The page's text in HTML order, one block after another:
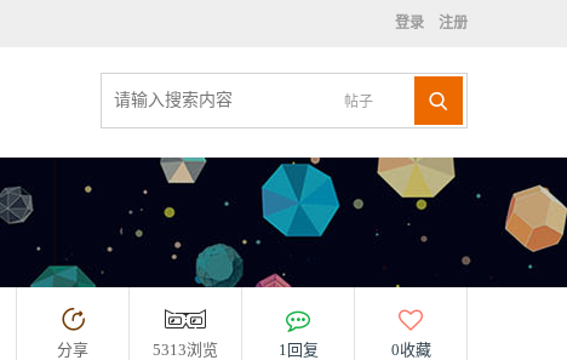
登录 注册
帖子
分享 5313浏览 1回复 0收藏